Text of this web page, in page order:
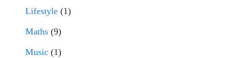
Lifestyle (1)
Maths (9)
Music (1)